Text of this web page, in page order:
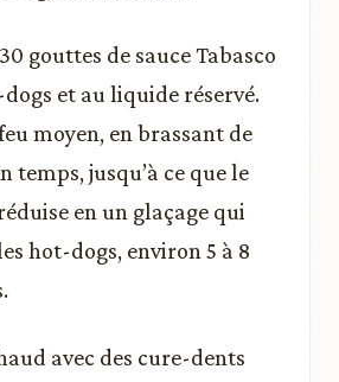
gouttes de sauce Tabasco
et au liquide réservé.
moyen, en brassant de
temps, jusqu’à ce que le
en un glaçage qui
hot-dogs, environ 5 à 8
avec des cure-dents